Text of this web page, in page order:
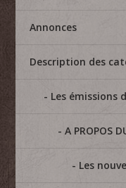
Annonces
Description des
Les émissions
A PROPOS
Les